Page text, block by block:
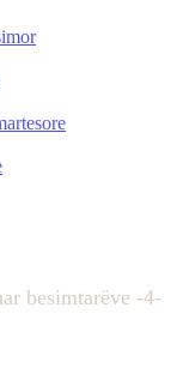
besimtarëve -4-